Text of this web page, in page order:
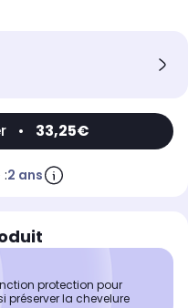
• 33,25€
2 ans
protection pour
préserver la chevelure